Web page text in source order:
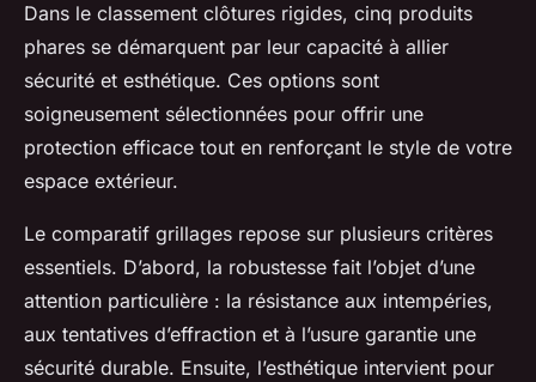
Dans le classement clôtures rigides, cinq produits
phares se démarquent par leur capacité à allier
sécurité et esthétique. Ces options sont
soigneusement sélectionnées pour offrir une
protection efficace tout en renforçant le style de votre
espace extérieur.
Le comparatif grillages repose sur plusieurs critères
essentiels. D’abord, la robustesse fait l’objet d’une
attention particulière : la résistance aux intempéries,
aux tentatives d’effraction et à l’usure garantie une
sécurité durable. Ensuite, l’esthétique intervient pour